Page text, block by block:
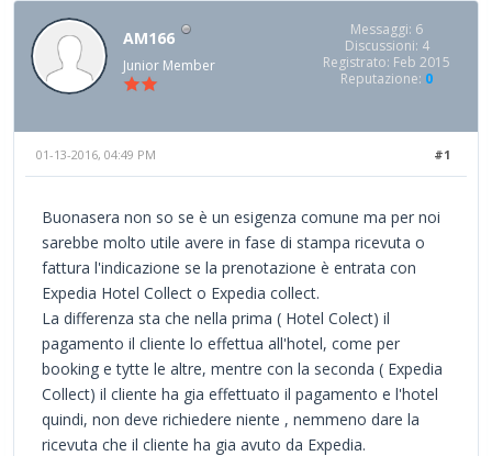
AM166
Junior Member
Messaggi: 6
Discussioni: 4
Registrato: Feb 2015
Reputazione: 0
#1
01-13-2016, 04:49 PM
Buonasera non so se è un esigenza comune ma per noi
sarebbe molto utile avere in fase di stampa ricevuta o
fattura l'indicazione se la prenotazione è entrata con
Expedia Hotel Collect o Expedia collect.
La differenza sta che nella prima ( Hotel Colect) il
pagamento il cliente lo effettua all'hotel, come per
booking e tytte le altre, mentre con la seconda ( Expedia
Collect) il cliente ha gia effettuato il pagamento e l'hotel
quindi, non deve richiedere niente , nemmeno dare la
ricevuta che il cliente ha gia avuto da Expedia.